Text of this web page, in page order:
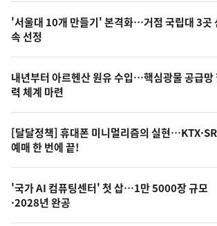
오
늘
의
영
상
오
늘
의
사
진
'서울대 10개 만들기' 본격화…거점 국립대 3곳
속 선정
내년부터 아르헨산 원유 수입…핵심광물 공급망
력 체계 마련
[달달정책] 휴대폰 미니멀리즘의 실현
예매 한 번에 끝!
'국가 AI 컴퓨팅센터' 첫 삽…1만 5000장 규모
·2028년 완공